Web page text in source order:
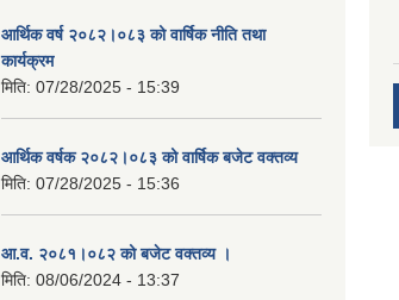
आर्थिक वर्ष २०८२।०८३ को वार्षिक नीति तथा
कार्यक्रम
मिति: 07/28/2025 - 15:39
आर्थिक वर्षक २०८२।०८३ को वार्षिक बजेट वक्तव्य
मिति: 07/28/2025 - 15:36
आ.व. २०८१।०८२ को बजेट वक्तव्य ।
मिति: 08/06/2024 - 13:37